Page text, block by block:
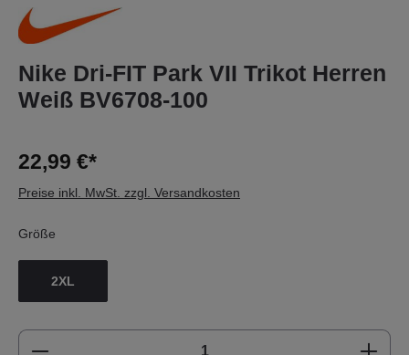
Nike Dri-FIT Park VII Trikot Herren
Weiß BV6708-100
22,99 €*
Preise inkl. MwSt. zzgl. Versandkosten
Größe
2XL
Produkt Anzahl: Gib den gewünschten